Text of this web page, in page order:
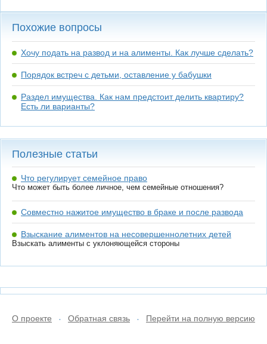
Похожие вопросы
Хочу подать на развод и на алименты. Как лучше сделать?
Порядок встреч с детьми, оставление у бабушки
Раздел имущества. Как нам предстоит делить квартиру?
Есть ли варианты?
Полезные статьи
Что регулирует семейное право
Что может быть более личное, чем семейные отношения?
Совместно нажитое имущество в браке и после развода
Взыскание алиментов на несовершеннолетних детей
Взыскать алименты с уклоняющейся стороны
О проекте • Обратная связь • Перейти на полную версию